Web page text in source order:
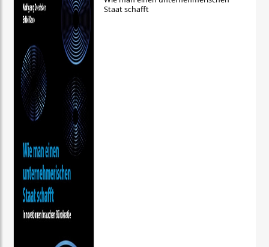
Staat schafft